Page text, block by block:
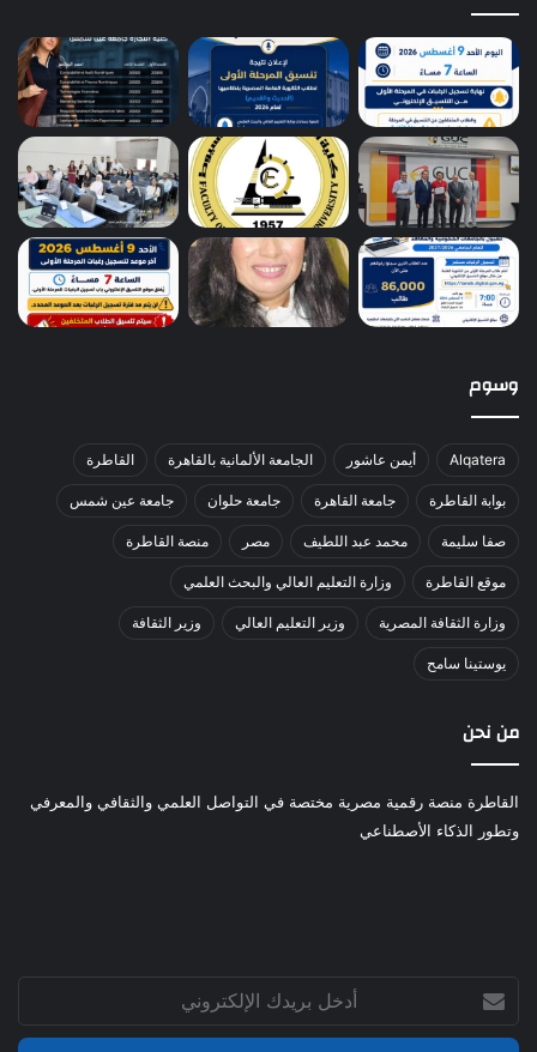
وسوم
Alqatera أيمن عاشور الجامعة الألمانية بالقاهرة القاطرة
بوابة القاطرة جامعة القاهرة جامعة حلوان جامعة عين شمس
صفا سليمة محمد عبد اللطيف مصر منصة القاطرة
موقع القاطرة وزارة التعليم العالي والبحث العلمي
وزارة الثقافة المصرية وزير التعليم العالي وزير الثقافة
يوستينا سامح
من نحن
القاطرة منصة رقمية مصرية مختصة في التواصل العلمي والثقافي والمعرفي
وتطور الذكاء الأصطناعي
بريدك
الإلكتروني